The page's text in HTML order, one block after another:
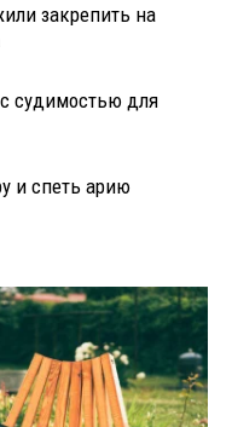
закрепить на
судимостью для
и спеть арию